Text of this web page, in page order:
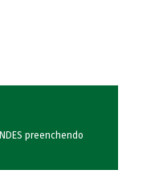
preenchendo